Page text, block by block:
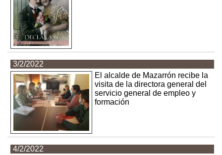
3/2/2022
El alcalde de Mazarrón recibe la
visita de la directora general del
servicio general de empleo y
formación
4/2/2022